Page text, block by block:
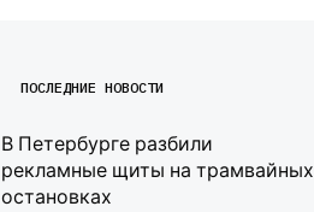
ПОСЛЕДНИЕ НОВОСТИ
В Петербурге разбили
рекламные щиты на трамвайных
остановках